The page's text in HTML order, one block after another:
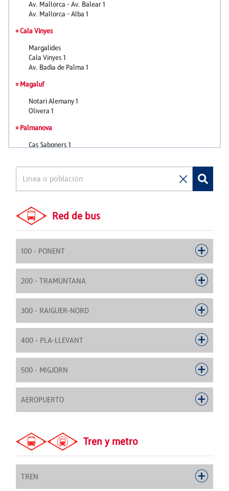
Red de bus
100 - PONENT
200 - TRAMUNTANA
300 - RAIGUER-NORD
400 - PLA-LLEVANT
500 - MIGJORN
AEROPUERTO
Tren y metro
TREN